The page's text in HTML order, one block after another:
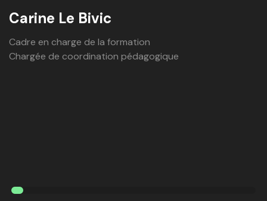
Carine Le Bivic
Cadre en charge de la formation
Chargée de coordination pédagogique